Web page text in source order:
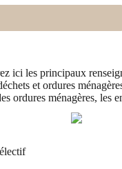
ici les principaux
et ordures
ordures ménagères, les